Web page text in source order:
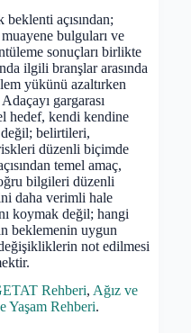
açısından;
bulguları ve
sonuçları birlikte
ilgili branşlar arasında
yükünü azaltırken
gargarası
hedef, kendi kendine
değil; belirtileri,
düzenli biçimde
temel amaç,
bilgileri düzenli
daha verimli hale
koymak değil; hangi
beklemenin uygun
değişikliklerin not edilmesi
Rehberi, Ağız ve
Yaşam Rehberi.